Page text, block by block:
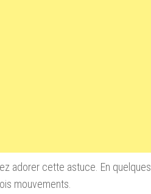
adorer cette astuce En quelques
mouvements.